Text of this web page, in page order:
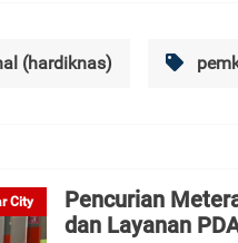
(hardiknas)
City
Pencurian
dan Layanan